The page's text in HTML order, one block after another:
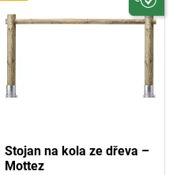
Stojan na kola ze dřeva –
Mottez